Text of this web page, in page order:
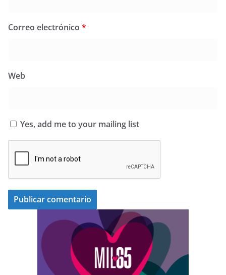
Correo electrónico *
Web
Yes, add me to your mailing list